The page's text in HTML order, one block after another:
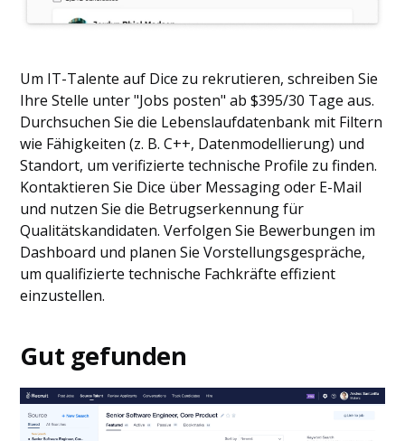
Um IT-Talente auf Dice zu rekrutieren, schreiben Sie
Ihre Stelle unter "Jobs posten" ab $395/30 Tage aus.
Durchsuchen Sie die Lebenslaufdatenbank mit Filtern
wie Fähigkeiten (z. B. C++, Datenmodellierung) und
Standort, um verifizierte technische Profile zu finden.
Kontaktieren Sie Dice über Messaging oder E-Mail
und nutzen Sie die Betrugserkennung für
Qualitätskandidaten. Verfolgen Sie Bewerbungen im
Dashboard und planen Sie Vorstellungsgespräche,
um qualifizierte technische Fachkräfte effizient
einzustellen.
Gut gefunden